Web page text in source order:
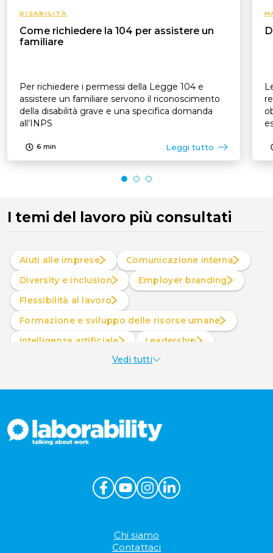
DISABILITÀ
Come richiedere la 104 per assistere un
familiare
Per richiedere i permessi della Legge 104 e
assistere un familiare servono il riconoscimento
della disabilità grave e una specifica domanda
all’INPS
6 min Leggi tutto
I temi del lavoro più consultati
Aiuti alle imprese
Comunicazione interna
Diversity e inclusion
Employer branding
Flessibilità al lavoro
Formazione e sviluppo delle risorse umane
intelligenza artificiale
Leadership
Produttività al lavoroVedi tutti
Chi siamo
Contattaci